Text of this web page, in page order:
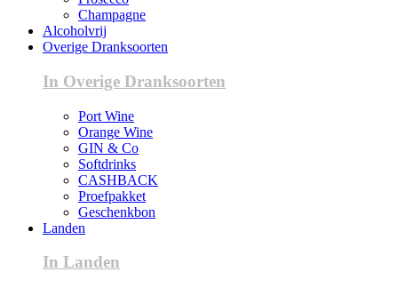
Champagne
Alcoholvrij
Overige Dranksoorten
In Overige Dranksoorten
Port Wine
Orange Wine
GIN & Co
Softdrinks
CASHBACK
Proefpakket
Geschenkbon
Landen
In Landen